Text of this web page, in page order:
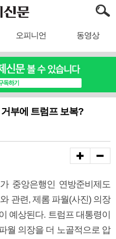
오피니언 동영상
부에 트럼프 보복?
중앙은행인 연방준비제도
관련, 제롬 파월(사진) 의장
예상된다. 트럼프 대통령이
월 의장을 더 노골적으로 압